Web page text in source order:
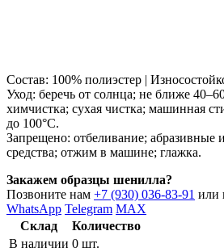
Состав: 100% полиэстер |
Уход: беречь от солнца; не ближе
химчистка; сухая чистка; машинная
до 100°C.
Запрещено: отбеливание; абразивные
средства; отжим в машине; глажка.
Закажем образцы шенилла?
Позвоните нам +7 (930) 036-83-91 или
WhatsApp Telegram MAX
Склад
Количество
В наличии 0 шт.